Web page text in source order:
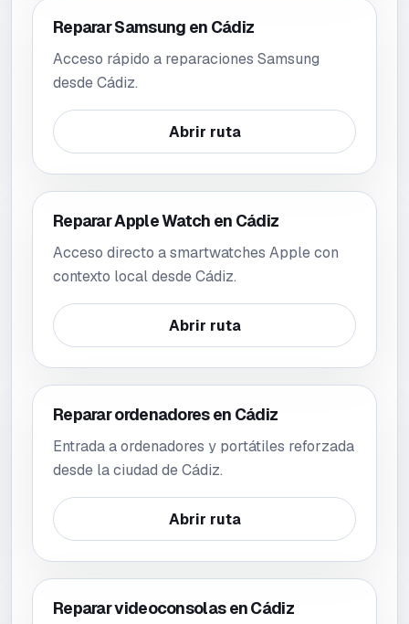
Reparar Samsung en Cádiz
Acceso rápido a reparaciones Samsung
desde Cádiz.
Abrir ruta
Reparar Apple Watch en Cádiz
Acceso directo a smartwatches Apple con
contexto local desde Cádiz.
Abrir ruta
Reparar ordenadores en Cádiz
Entrada a ordenadores y portátiles reforzada
desde la ciudad de Cádiz.
Abrir ruta
Reparar videoconsolas en Cádiz